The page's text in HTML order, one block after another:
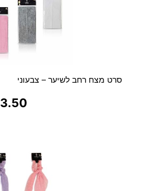
סרט מצח רחב לשיער – צבעוני
3.50